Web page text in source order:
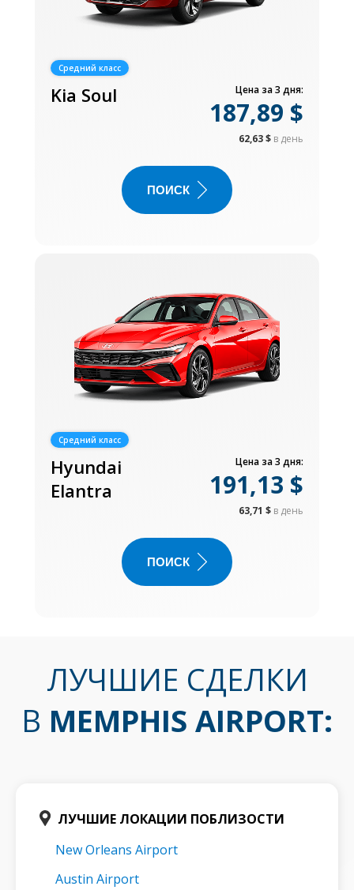
Средний класс
Kia Soul Цена за 3 дня:
187,89 $
62,63 $ в день
ПОИСК
Средний класс
Hyundai
Elantra
Цена за 3 дня:
191,13 $
63,71 $ в день
ПОИСК
ЛУЧШИЕ СДЕЛКИ
В MEMPHIS AIRPORT:
ЛУЧШИЕ ЛОКАЦИИ ПОБЛИЗОСТИ
New Orleans Airport
Austin Airport